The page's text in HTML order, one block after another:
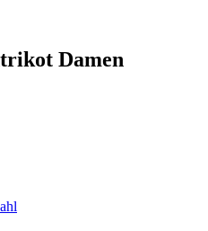
Damen